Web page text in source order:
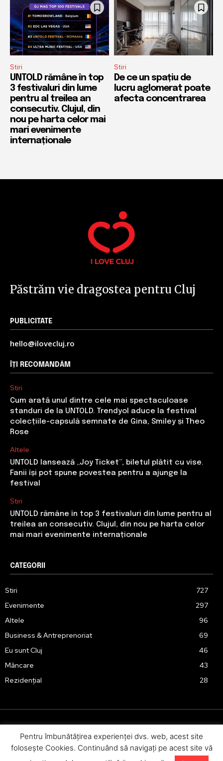
Stiri
UNTOLD rămâne în top
3 festivaluri din lume
pentru al treilea an
consecutiv. Clujul, din
nou pe harta celor mai
mari evenimente
internaționale
Stiri
De ce un spațiu de
lucru aglomerat poate
afecta concentrarea
Păstrăm vie dragostea pentru Cluj
PUBLICITATE
hello@ilovecluj.ro
ÎȚI RECOMANDĂM
Stiri
Cum arată unul dintre cele mai spectaculoase
standuri de la UNTOLD. Trendyol aduce la festival
colecțiile-capsulă semnate de Gina, Smiley și Theo
Rose
Altele
UNTOLD lansează „Joy Ticket”, biletul plătit cu vise.
Fanii își pot spune povestea pentru a ajunge la
festival
Stiri
UNTOLD rămâne în top 3 festivaluri din lume pentru al
treilea an consecutiv. Clujul, din nou pe harta celor
mai mari evenimente internaționale
CATEGORII
Stiri
727
Evenimente
297
Altele
96
Business & Antreprenoriat
69
Eu sunt Cluj
46
Mâncare
43
Rezidențial
28
Urmărește-ne în social media:
Pentru îmbunătăţirea experienţei dvs. web, acest site
foloseşte Cookies. Continuând să navigaţi pe acest site vă